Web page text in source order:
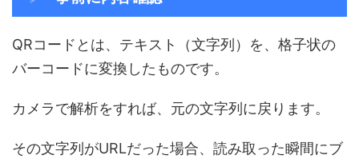
QRコードとは、テキスト（文字列）を、格子状の
バーコードに変換したものです。
カメラで解析をすれば、元の文字列に戻ります。
その文字列がURLだった場合、読み取った瞬間にブ